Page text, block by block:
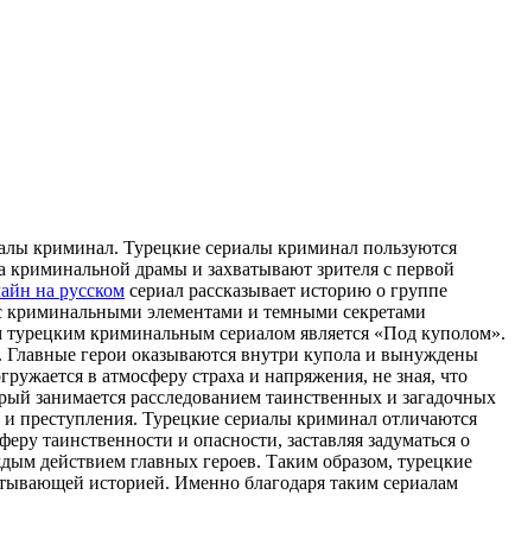
криминaл. Турецкие сериалы криминал пользуются
драмы и захватывают зрителя с первой
на русском сериал рассказывает историю о группе
криминальными элементами и темными секретами
криминальным сериалом является «Под куполом».
Главные герои оказываются внутри купола и вынуждены
в атмосферу страха и напряжения, не зная, что
занимается расследованием таинственных и загадочных
преступления. Турецкие сериалы криминал отличаются
таинственности и опасности, заставляя задуматься о
действием главных героев. Таким образом, турецкие
историей. Именно благодаря таким сериалам